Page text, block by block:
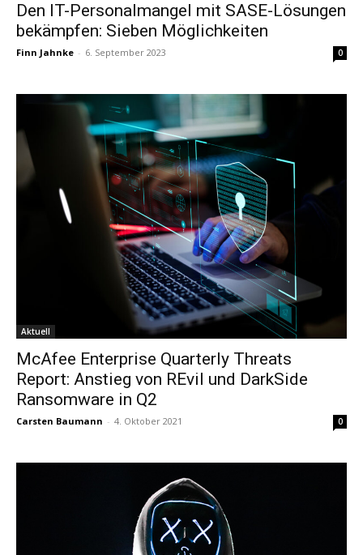
Den IT-Personalmangel mit SASE-Lösungen
bekämpfen: Sieben Möglichkeiten
Finn Jahnke - 6. September 2023 0
Aktuell
McAfee Enterprise Quarterly Threats
Report: Anstieg von REvil und DarkSide
Ransomware in Q2
Carsten Baumann - 4. Oktober 2021 0